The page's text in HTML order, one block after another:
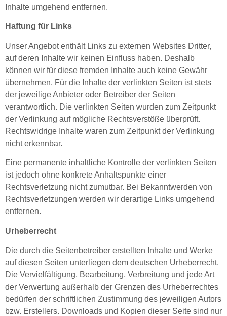
Inhalte umgehend entfernen.
Haftung für Links
Unser Angebot enthält Links zu externen Websites Dritter,
auf deren Inhalte wir keinen Einfluss haben. Deshalb
können wir für diese fremden Inhalte auch keine Gewähr
übernehmen. Für die Inhalte der verlinkten Seiten ist stets
der jeweilige Anbieter oder Betreiber der Seiten
verantwortlich. Die verlinkten Seiten wurden zum Zeitpunkt
der Verlinkung auf mögliche Rechtsverstöße überprüft.
Rechtswidrige Inhalte waren zum Zeitpunkt der Verlinkung
nicht erkennbar.
Eine permanente inhaltliche Kontrolle der verlinkten Seiten
ist jedoch ohne konkrete Anhaltspunkte einer
Rechtsverletzung nicht zumutbar. Bei Bekanntwerden von
Rechtsverletzungen werden wir derartige Links umgehend
entfernen.
Urheberrecht
Die durch die Seitenbetreiber erstellten Inhalte und Werke
auf diesen Seiten unterliegen dem deutschen Urheberrecht.
Die Vervielfältigung, Bearbeitung, Verbreitung und jede Art
der Verwertung außerhalb der Grenzen des Urheberrechtes
bedürfen der schriftlichen Zustimmung des jeweiligen Autors
bzw. Erstellers. Downloads und Kopien dieser Seite sind nur